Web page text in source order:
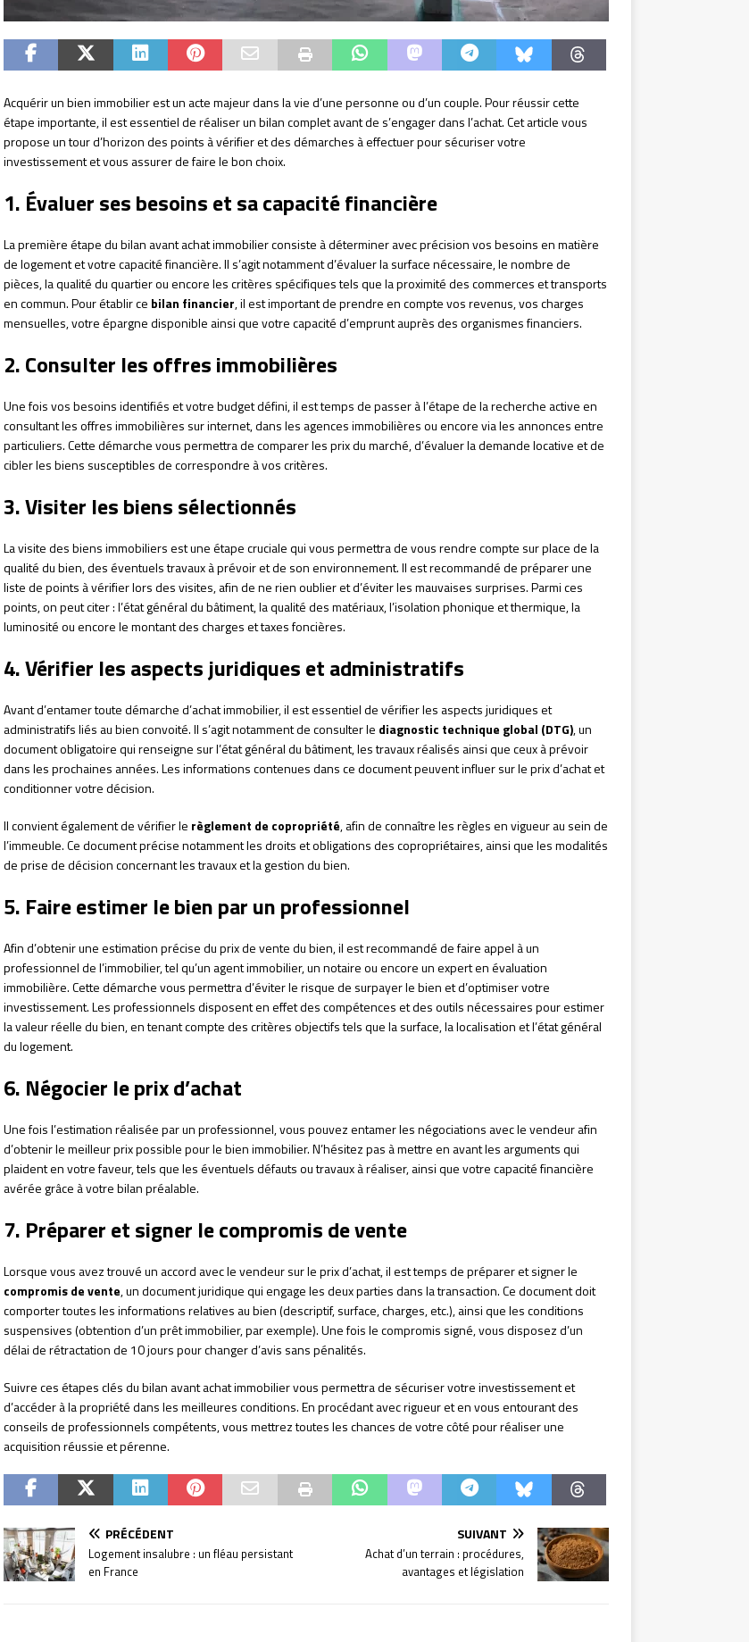
Acquérir un bien immobilier est un acte majeur dans la vie d’une personne ou d’un couple. Pour réussir cette
étape importante, il est essentiel de réaliser un bilan complet avant de s’engager dans l’achat. Cet article vous
propose un tour d’horizon des points à vérifier et des démarches à effectuer pour sécuriser votre
investissement et vous assurer de faire le bon choix.
1. Évaluer ses besoins et sa capacité financière
La première étape du bilan avant achat immobilier consiste à déterminer avec précision vos besoins en matière
de logement et votre capacité financière. Il s’agit notamment d’évaluer la surface nécessaire, le nombre de
pièces, la qualité du quartier ou encore les critères spécifiques tels que la proximité des commerces et transports
en commun. Pour établir ce bilan financier, il est important de prendre en compte vos revenus, vos charges
mensuelles, votre épargne disponible ainsi que votre capacité d’emprunt auprès des organismes financiers.
2. Consulter les offres immobilières
Une fois vos besoins identifiés et votre budget défini, il est temps de passer à l’étape de la recherche active en
consultant les offres immobilières sur internet, dans les agences immobilières ou encore via les annonces entre
particuliers. Cette démarche vous permettra de comparer les prix du marché, d’évaluer la demande locative et de
cibler les biens susceptibles de correspondre à vos critères.
3. Visiter les biens sélectionnés
La visite des biens immobiliers est une étape cruciale qui vous permettra de vous rendre compte sur place de la
qualité du bien, des éventuels travaux à prévoir et de son environnement. Il est recommandé de préparer une
liste de points à vérifier lors des visites, afin de ne rien oublier et d’éviter les mauvaises surprises. Parmi ces
points, on peut citer : l’état général du bâtiment, la qualité des matériaux, l’isolation phonique et thermique, la
luminosité ou encore le montant des charges et taxes foncières.
4. Vérifier les aspects juridiques et administratifs
Avant d’entamer toute démarche d’achat immobilier, il est essentiel de vérifier les aspects juridiques et
administratifs liés au bien convoité. Il s’agit notamment de consulter le diagnostic technique global (DTG), un
document obligatoire qui renseigne sur l’état général du bâtiment, les travaux réalisés ainsi que ceux à prévoir
dans les prochaines années. Les informations contenues dans ce document peuvent influer sur le prix d’achat et
conditionner votre décision.
Il convient également de vérifier le règlement de copropriété, afin de connaître les règles en vigueur au sein de
l’immeuble. Ce document précise notamment les droits et obligations des copropriétaires, ainsi que les modalités
de prise de décision concernant les travaux et la gestion du bien.
5. Faire estimer le bien par un professionnel
Afin d’obtenir une estimation précise du prix de vente du bien, il est recommandé de faire appel à un
professionnel de l’immobilier, tel qu’un agent immobilier, un notaire ou encore un expert en évaluation
immobilière. Cette démarche vous permettra d’éviter le risque de surpayer le bien et d’optimiser votre
investissement. Les professionnels disposent en effet des compétences et des outils nécessaires pour estimer
la valeur réelle du bien, en tenant compte des critères objectifs tels que la surface, la localisation et l’état général
du logement.
6. Négocier le prix d’achat
Une fois l’estimation réalisée par un professionnel, vous pouvez entamer les négociations avec le vendeur afin
d’obtenir le meilleur prix possible pour le bien immobilier. N’hésitez pas à mettre en avant les arguments qui
plaident en votre faveur, tels que les éventuels défauts ou travaux à réaliser, ainsi que votre capacité financière
avérée grâce à votre bilan préalable.
7. Préparer et signer le compromis de vente
Lorsque vous avez trouvé un accord avec le vendeur sur le prix d’achat, il est temps de préparer et signer le
compromis de vente, un document juridique qui engage les deux parties dans la transaction. Ce document doit
comporter toutes les informations relatives au bien (descriptif, surface, charges, etc.), ainsi que les conditions
suspensives (obtention d’un prêt immobilier, par exemple). Une fois le compromis signé, vous disposez d’un
délai de rétractation de 10 jours pour changer d’avis sans pénalités.
Suivre ces étapes clés du bilan avant achat immobilier vous permettra de sécuriser votre investissement et
d’accéder à la propriété dans les meilleures conditions. En procédant avec rigueur et en vous entourant des
conseils de professionnels compétents, vous mettrez toutes les chances de votre côté pour réaliser une
acquisition réussie et pérenne.
PRÉCÉDENT
Logement insalubre : un fléau persistant
en France
SUIVANT
Achat d’un terrain : procédures,
avantages et législation